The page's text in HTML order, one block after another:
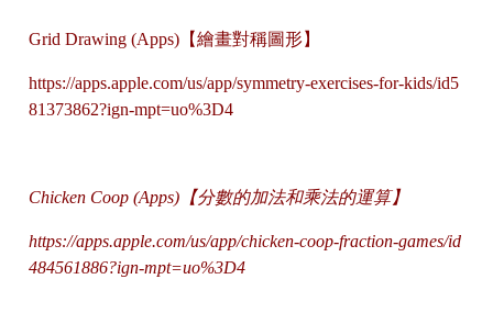
Grid Drawing (Apps)【繪畫對稱圖形】
https://apps.apple.com/us/app/symmetry-exercises-for-kids/id5
81373862?ign-mpt=uo%3D4
Chicken Coop (Apps)【分數的加法和乘法的運算】
https://apps.apple.com/us/app/chicken-coop-fraction-games/id
484561886?ign-mpt=uo%3D4